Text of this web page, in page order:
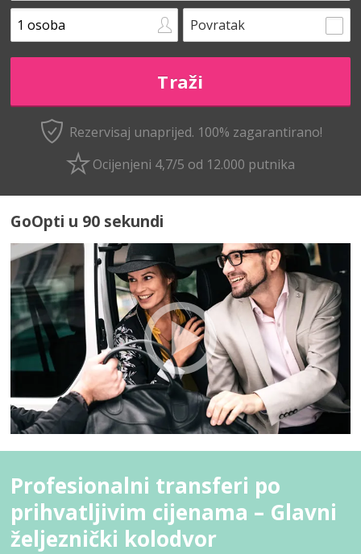
Povratak
Rezervisaj unaprijed. 100% zagarantirano!
Ocijenjeni 4,7/5 od 12.000 putnika
GoOpti u 90 sekundi
Profesionalni transferi po
prihvatljivim cijenama – Glavni
željeznički kolodvor